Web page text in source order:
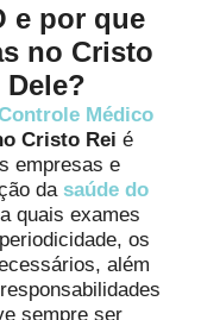
e por que
no Cristo
Dele?
Médico
Cristo Rei é
empresas e
da saúde do
quais exames
os
além
sempre ser